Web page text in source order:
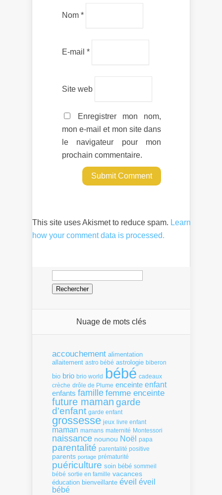
Nom *
E-mail *
Site web
Enregistrer mon nom,
mon e-mail et mon site dans
le navigateur pour mon
prochain commentaire.
This site uses Akismet to reduce spam. Learn
how your comment data is processed.
Rechercher :
Nuage de mots clés
accouchement alimentation
allaitement astro bébé astrologie biberon
bio brio brio world bébé cadeaux
crèche drôle de Plume enceinte enfant
enfants famille femme enceinte
future maman garde
d'enfant garde enfant
grossesse jeux livre enfant
maman mamans maternité Montessori
naissance nounou Noël papa
parentalité parentalité positive
parents portage prématurité
puériculture soin bébé sommeil
bébé sortie en famille vacances
éducation bienveillante éveil éveil
bébé